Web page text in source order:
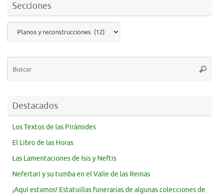
Secciones
Destacados
Los Textos de las Pirámides
El Libro de las Horas
Las Lamentaciones de Isis y Neftis
Nefertari y su tumba en el Valle de las Reinas
¡Aquí estamos! Estatuillas funerarias de algunas colecciones de